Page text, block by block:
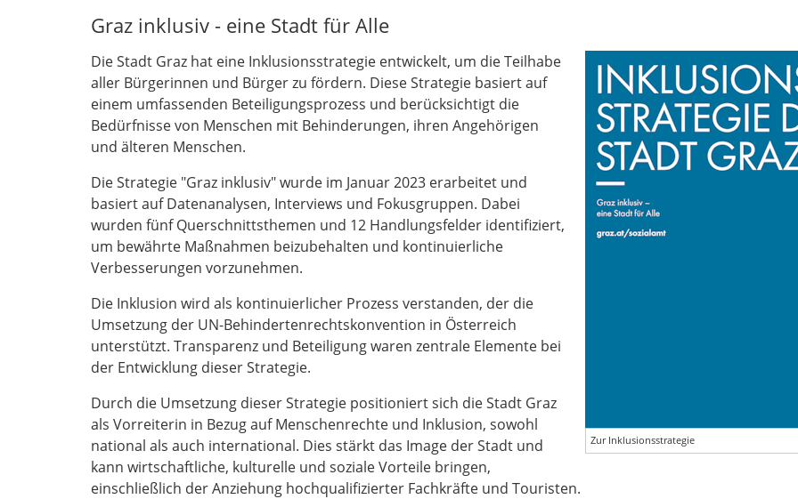
Graz inklusiv - eine Stadt für Alle
Zur Inklusionsstrategie
Die Stadt Graz hat eine Inklusionsstrategie entwickelt, um die Teilhabe
aller Bürgerinnen und Bürger zu fördern. Diese Strategie basiert auf
einem umfassenden Beteiligungsprozess und berücksichtigt die
Bedürfnisse von Menschen mit Behinderungen, ihren Angehörigen
und älteren Menschen.
Die Strategie "Graz inklusiv" wurde im Januar 2023 erarbeitet und
basiert auf Datenanalysen, Interviews und Fokusgruppen. Dabei
wurden fünf Querschnittsthemen und 12 Handlungsfelder identifiziert,
um bewährte Maßnahmen beizubehalten und kontinuierliche
Verbesserungen vorzunehmen.
Die Inklusion wird als kontinuierlicher Prozess verstanden, der die
Umsetzung der UN-Behindertenrechtskonvention in Österreich
unterstützt. Transparenz und Beteiligung waren zentrale Elemente bei
der Entwicklung dieser Strategie.
Durch die Umsetzung dieser Strategie positioniert sich die Stadt Graz
als Vorreiterin in Bezug auf Menschenrechte und Inklusion, sowohl
national als auch international. Dies stärkt das Image der Stadt und
kann wirtschaftliche, kulturelle und soziale Vorteile bringen,
einschließlich der Anziehung hochqualifizierter Fachkräfte und Touristen.